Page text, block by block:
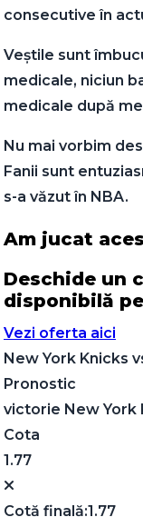
consecutive în
Veștile sunt
medicale, niciun
medicale după
Nu mai vorbim
Fanii sunt
s-a văzut în NBA.
Am jucat
Deschide un
disponibilă
Vezi oferta aici
New York Knicks
Pronostic
victorie New York
Cota
1.77
Cotă finală:1.77